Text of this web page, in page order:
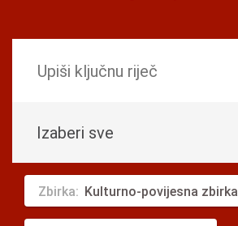
Izaberi sve
Zbirka: Kulturno-povijesna zbirka